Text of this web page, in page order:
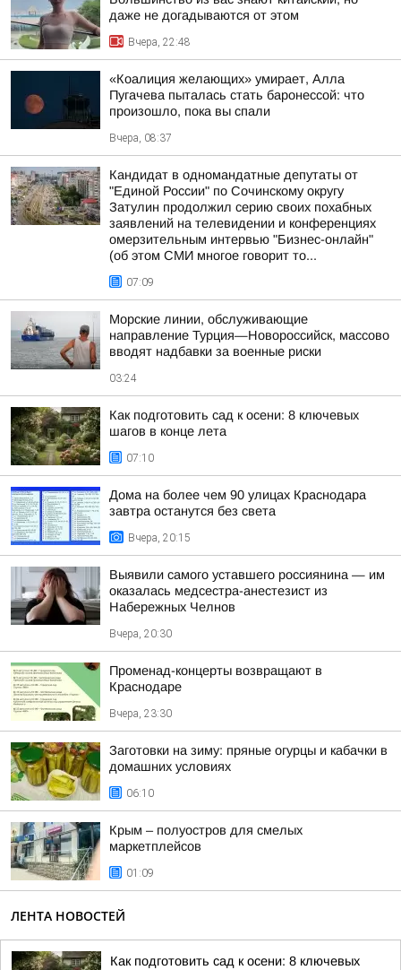
даже не догадываются от этом
Вчера, 22:48
«Коалиция желающих» умирает, Алла
Пугачева пыталась стать баронессой: что
произошло, пока вы спали
Вчера, 08:37
Кандидат в одномандатные депутаты от
"Единой России" по Сочинскому округу
Затулин продолжил серию своих похабных
заявлений на телевидении и конференциях
омерзительным интервью "Бизнес-онлайн"
(об этом СМИ многое говорит то...
07:09
Морские линии, обслуживающие
направление Турция—Новороссийск, массово
вводят надбавки за военные риски
03:24
Как подготовить сад к осени: 8 ключевых
шагов в конце лета
07:10
Дома на более чем 90 улицах Краснодара
завтра останутся без света
Вчера, 20:15
Выявили самого уставшего россиянина — им
оказалась медсестра-анестезист из
Набережных Челнов
Вчера, 20:30
Променад-концерты возвращают в
Краснодаре
Вчера, 23:30
Заготовки на зиму: пряные огурцы и кабачки в
домашних условиях
06:10
Крым – полуостров для смелых
маркетплейсов
01:09
ЛЕНТА НОВОСТЕЙ
Как подготовить сад к осени: 8 ключевых